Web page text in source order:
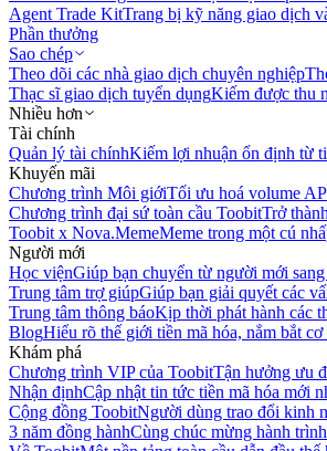
Agent Trade KitTrang bị kỹ năng giao dịch
Phần thưởng
Sao chép
Theo dõi các nhà giao dịch chuyên nghiệp
Thạc sĩ giao dịch tuyển dụngKiếm được thu
Nhiều hơn
Tài chính
Quản lý tài chínhKiếm lợi nhuận ổn định từ
Khuyến mãi
Chương trình Môi giớiTối ưu hoá volume
Chương trình đại sứ toàn cầu ToobitTrở
Toobit x Nova.MemeMeme trong một cú
Người mới
Học việnGiúp bạn chuyển từ người mới
Trung tâm trợ giúpGiúp bạn giải quyết các
Trung tâm thông báoKịp thời phát hành các
BlogHiểu rõ thế giới tiền mã hóa, nắm bắt
Khám phá
Chương trình VIP của ToobitTận hưởng ưu
Nhận địnhCập nhật tin tức tiền mã hóa mới
Cộng đồng ToobitNgười dùng trao đổi kinh
3 năm đồng hànhCùng chúc mừng hành